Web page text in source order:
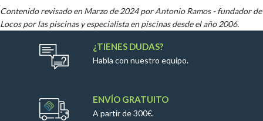
Contenido revisado en Marzo de 2024 porAntonio Ramos- fundador de
Locos por las piscinas y especialista en piscinas desde el año 2006.
¿TIENES DUDAS?
Habla con nuestro equipo.
ENVÍO GRATUITO
A partir de 300€.